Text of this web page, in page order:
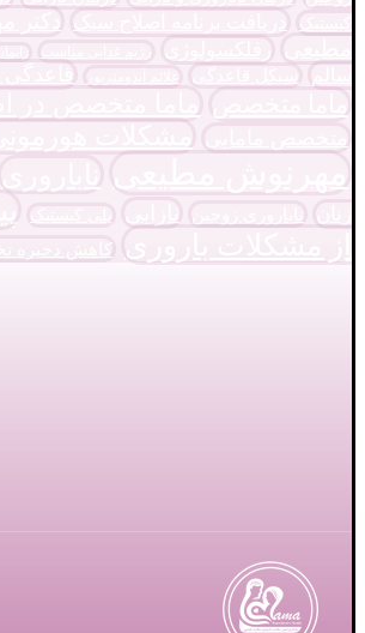
کیستیک
دریافت برنامه اصلاح سبک
دکتر
مطیعی
رفلکسولوژی رژیم غذایی مناسب زایمان
سالم
سیکل قاعدگی علائم آندومتریوز قاعدگی
ماما متخصص ماما متخصص در
متخصص مامایی مشکلات
مهرنوش مطیعی ناباروری
زنان
ناباروری زوجین نازایی پلی کیستیک
از مشکلات باروری
کاهش ذخیره